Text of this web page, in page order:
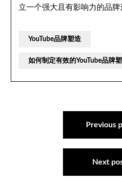
立一个强大且有影响力的品牌
YouTube品牌塑造
如何制定有效的YouTube品牌
Previous
Next